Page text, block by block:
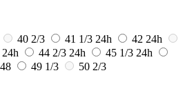
40 2/3 41 1/3 24h 42 24h
24h 44 2/3 24h 45 1/3 24h
48 49 1/3
50 2/3